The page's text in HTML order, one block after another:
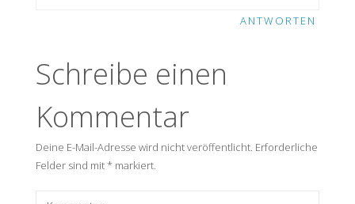
ANTWORTEN
Schreibe einen
Kommentar
Deine E-Mail-Adresse wird nicht veröffentlicht. Erforderliche
Felder sind mit*markiert.